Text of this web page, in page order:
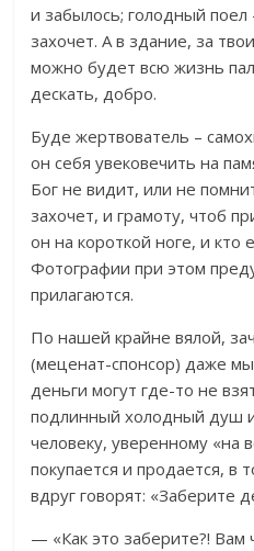
и забылось; голодный поел
захочет. А в здание, за
можно будет всю жизнь
дескать, добро.
Буде жертвователь –
он себя увековечить на
Бог не видит, или не
захочет, и грамоту, чтоб
он на короткой ноге, и кто
Фотографии при этом
прилагаются.
По нашей крайне вялой,
(меценат-спонсор) даже
деньги могут где-то не
подлинный холодный душ
человеку, уверенному «на
покупается и продается, в
вдруг говорят: «Заберите
— «Как это заберите?! Вам